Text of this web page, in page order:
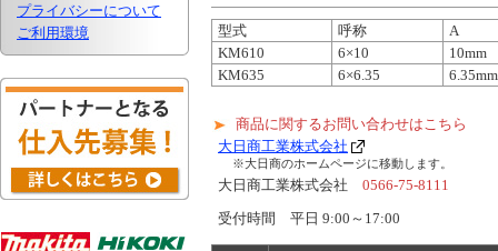
プライバシーについて
ご利用環境
型式 呼称
A
KM610
6×10
10mm
KM635
6×6.35 6.35mm
商品に関するお問い合わせはこちら
大日商工業株式会社
※大日商のホームページに移動します。
大日商工業株式会社 0566-75-8111
受付時間 平日 9:00～17:00